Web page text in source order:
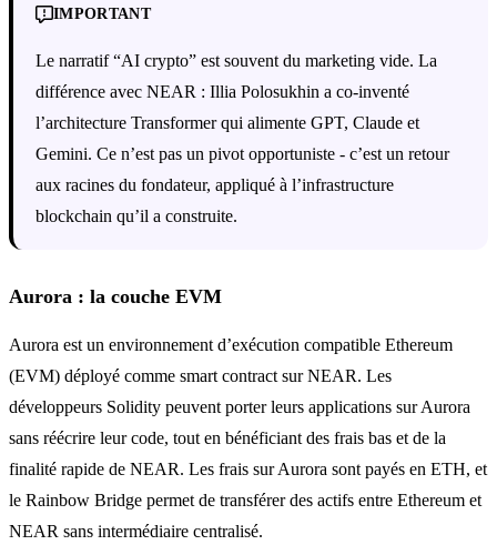
IMPORTANT
Le narratif “AI crypto” est souvent du marketing vide. La
différence avec NEAR : Illia Polosukhin a co-inventé
l’architecture Transformer qui alimente GPT, Claude et
Gemini. Ce n’est pas un pivot opportuniste - c’est un retour
aux racines du fondateur, appliqué à l’infrastructure
blockchain qu’il a construite.
Aurora : la couche EVM
Aurora est un environnement d’exécution compatible Ethereum
(EVM) déployé comme smart contract sur NEAR. Les
développeurs Solidity peuvent porter leurs applications sur Aurora
sans réécrire leur code, tout en bénéficiant des frais bas et de la
finalité rapide de NEAR. Les frais sur Aurora sont payés en ETH, et
le Rainbow Bridge permet de transférer des actifs entre Ethereum et
NEAR sans intermédiaire centralisé.